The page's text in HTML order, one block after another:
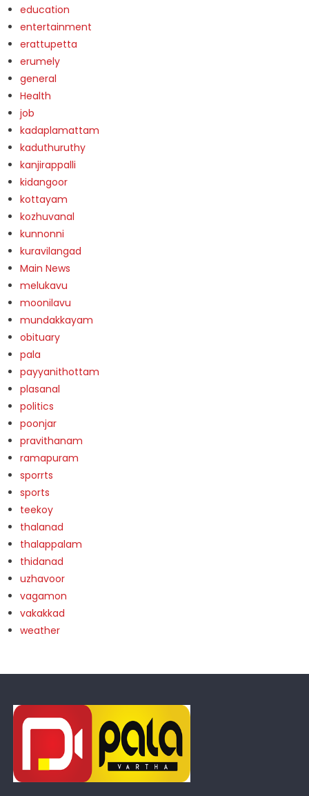
education
entertainment
erattupetta
erumely
general
Health
job
kadaplamattam
kaduthuruthy
kanjirappalli
kidangoor
kottayam
kozhuvanal
kunnonni
kuravilangad
Main News
melukavu
moonilavu
mundakkayam
obituary
pala
payyanithottam
plasanal
politics
poonjar
pravithanam
ramapuram
sporrts
sports
teekoy
thalanad
thalappalam
thidanad
uzhavoor
vagamon
vakakkad
weather